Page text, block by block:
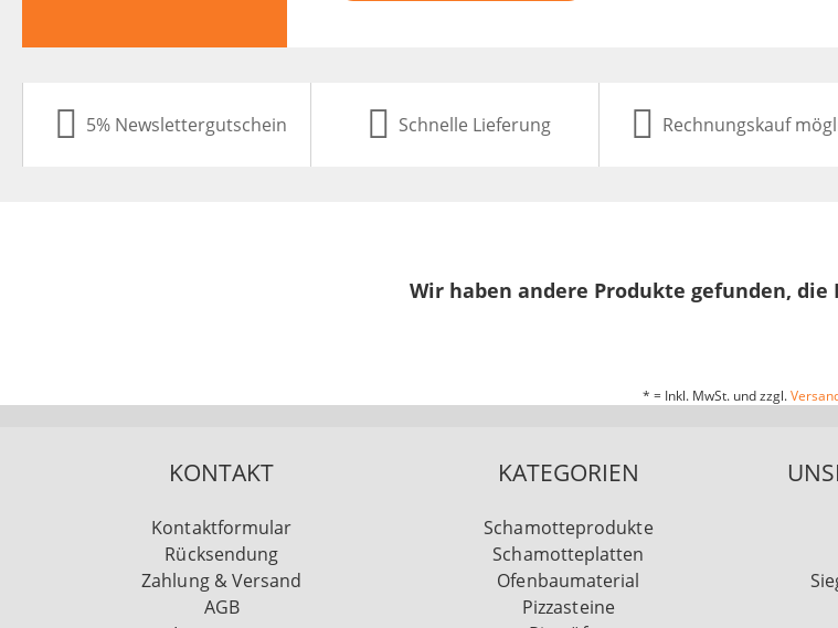
5% Newslettergutschein Schnelle Lieferung Rechnungskauf
Wir haben andere Produkte gefunden,
* = Inkl. MwSt. und zzgl.
KONTAKT
Kontaktformular
Rücksendung
Zahlung & Versand
AGB
KATEGORIEN
Schamotteprodukte
Schamotteplatten
Ofenbaumaterial
Pizzasteine